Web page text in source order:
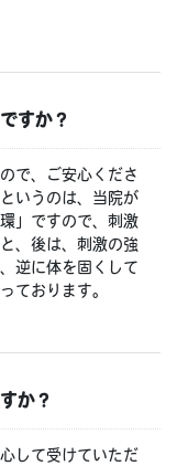
すか？
で、ご安心くださ
いうのは、当院が
」ですので、刺激
、後は、刺激の強
逆に体を固くして
ております。
か？
して受けていただ